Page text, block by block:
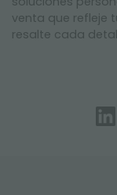
venta que refleje
resalte cada